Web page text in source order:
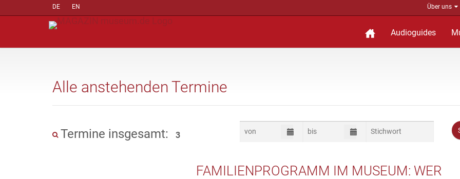
DE EN Über uns
Audioguides
Alle anstehenden Termine
Termine insgesamt: 3
FAMILIENPROGRAMM IM MUSEUM: WER